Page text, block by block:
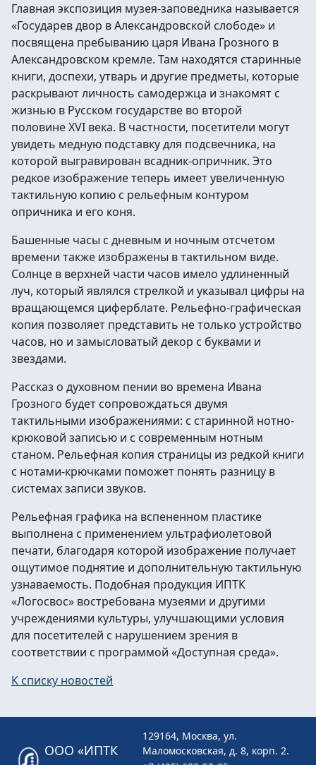
Главная экспозиция музея-заповедника называется
«Государев двор в Александровской слободе» и
посвящена пребыванию царя Ивана Грозного в
Александровском кремле. Там находятся старинные
книги, доспехи, утварь и другие предметы, которые
раскрывают личность самодержца и знакомят с
жизнью в Русском государстве во второй
половине XVI века. В частности, посетители могут
увидеть медную подставку для подсвечника, на
которой выгравирован всадник-опричник. Это
редкое изображение теперь имеет увеличенную
тактильную копию с рельефным контуром
опричника и его коня.
Башенные часы с дневным и ночным отсчетом
времени также изображены в тактильном виде.
Солнце в верхней части часов имело удлиненный
луч, который являлся стрелкой и указывал цифры на
вращающемся циферблате. Рельефно-графическая
копия позволяет представить не только устройство
часов, но и замысловатый декор с буквами и
звездами.
Рассказ о духовном пении во времена Ивана
Грозного будет сопровождаться двумя
тактильными изображениями: с старинной нотно-
крюковой записью и с современным нотным
станом. Рельефная копия страницы из редкой книги
с нотами-крючками поможет понять разницу в
системах записи звуков.
Рельефная графика на вспененном пластике
выполнена с применением ультрафиолетовой
печати, благодаря которой изображение получает
ощутимое поднятие и дополнительную тактильную
узнаваемость. Подобная продукция ИПТК
«Логосвос» востребована музеями и другими
учреждениями культуры, улучшающими условия
для посетителей с нарушением зрения в
соответствии с программой «Доступная среда».
К списку новостей
ООО «ИПТК
129164, Москва, ул.
Маломосковская, д. 8, корп. 2.